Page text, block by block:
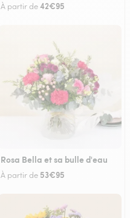
À partir de42€95
Rosa Bella et sa bulle d'eau
À partir de 53€95